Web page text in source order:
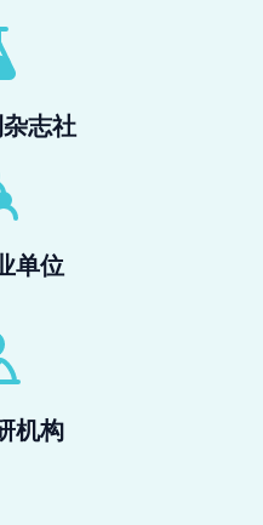
志社
单位
机构